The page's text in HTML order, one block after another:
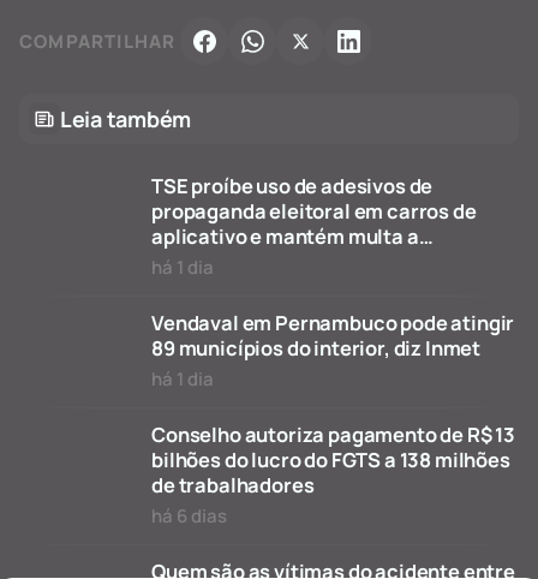
COMPARTILHAR
Leia também
TSE proíbe uso de adesivos de
propaganda eleitoral em carros de
aplicativo e mantém multa a
candidato de Caruaru
há 1 dia
Vendaval em Pernambuco pode atingir
89 municípios do interior, diz Inmet
há 1 dia
Conselho autoriza pagamento de R$ 13
bilhões do lucro do FGTS a 138 milhões
de trabalhadores
há 6 dias
Quem são as vítimas do acidente entre